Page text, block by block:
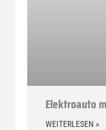
Elektroauto
WEITERLESEN »